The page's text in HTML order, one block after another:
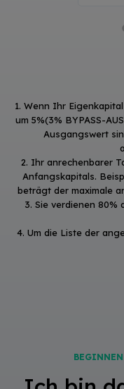
1. Wenn Ihr
um 5%(3% BYPASS-
Ausgangswert
2. Ihr anrechenbarer
Anfangskapitals.
beträgt der maximale
3. Sie verdienen 80%
4. Um die Liste der